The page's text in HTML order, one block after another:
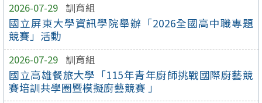
2026-07-29 訓育組
國立屏東大學資訊學院舉辦「2026全國高中職專題
競賽」活動
2026-07-29 訓育組
國立高雄餐旅大學「115年青年廚師挑戰國際廚藝競
賽培訓共學圈暨模擬廚藝競賽 」